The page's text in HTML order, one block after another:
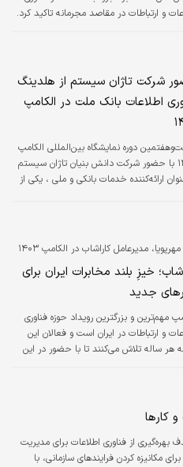
و ارتباطات در مقاصد مجرمانه تاکید کرد.
شرکت تاژان سیستم از هلدینگ
اطلاعات بانک ملت در الکامپ
دوره نمایشگاه بین‌المللی الکامپ
۱۴۰۳ با حضور شرکت دانش بنیان تاژان سیستم
ارائه‌کننده خدمات بانکی و ملی ، یکی از
مدیرعامل کاراشاب در الکامپ ۱۴۰۳
خیزِ بلند مخابرات ایران برای
جدید
مهم‌ترین و بزرگترین رویداد حوزه فناوری
و ارتباطات در ایران است و فعالان این
عرصه هر ساله تلاش می‌کنند تا با حضور در این
کارها
در سال ۱۳۶۶ و با هدف بهره‌گیری از فناوری اطلاعات برای مدیریت
مکانیزه کردن فرایندهای سازمانی، با